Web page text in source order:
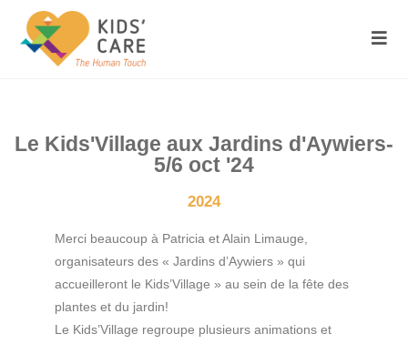
Le Kids'Village aux Jardins d'Aywiers-
5/6 oct '24
2024
Merci beaucoup à Patricia et Alain Limauge,
organisateurs des « Jardins d’Aywiers » qui
accueilleront le Kids’Village » au sein de la fête des
plantes et du jardin!
Le Kids’Village regroupe plusieurs animations et